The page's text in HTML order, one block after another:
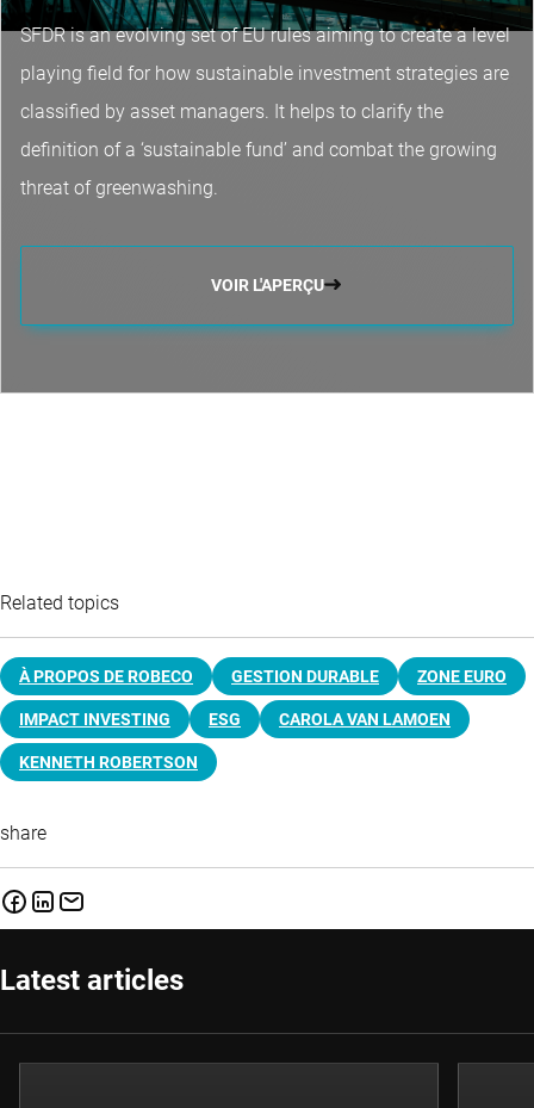
SFDR is an evolving set of EU rules aiming to create a level
playing field for how sustainable investment strategies are
classified by asset managers. It helps to clarify the
definition of a ‘sustainable fund’ and combat the growing
threat of greenwashing.
VOIR L'APERÇU
Related topics
À PROPOS DE ROBECO GESTION DURABLE ZONE EURO
IMPACT INVESTING ESG CAROLA VAN LAMOEN
KENNETH ROBERTSON
share
Latest articles